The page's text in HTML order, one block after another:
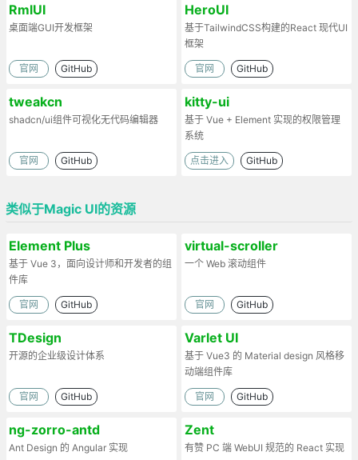
RmlUI
桌面端GUI开发框架
官网 GitHub
HeroUI
基于TailwindCSS构建的React 现代UI
框架
官网 GitHub
tweakcn
shadcn/ui组件可视化无代码编辑器
官网 GitHub
kitty-ui
基于 Vue + Element 实现的权限管理
系统
点击进入 GitHub
类似于Magic UI的资源
Element Plus
基于 Vue 3，面向设计师和开发者的组
件库
官网 GitHub
virtual-scroller
一个 Web 滚动组件
官网 GitHub
TDesign
开源的企业级设计体系
官网 GitHub
Varlet UI
基于 Vue3 的 Material design 风格移
动端组件库
官网 GitHub
ng-zorro-antd
Ant Design 的 Angular 实现
Zent
有赞 PC 端 WebUI 规范的 React 实现